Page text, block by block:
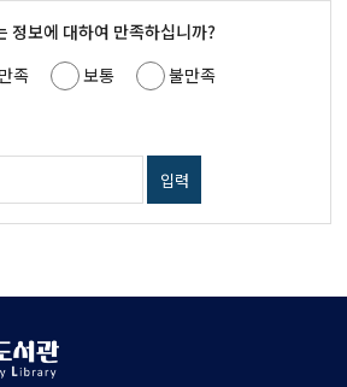
정보에 대하여 만족하십니까?
만족 보통
불만족